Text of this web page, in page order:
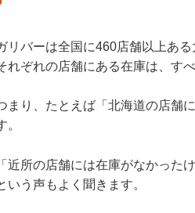
リバーは全国に460店舗以上ある
れぞれの店舗にある在庫は、す
まり、たとえば「北海道の店舗
。
「近所の店舗には在庫がなかった
いう声もよく聞きます。